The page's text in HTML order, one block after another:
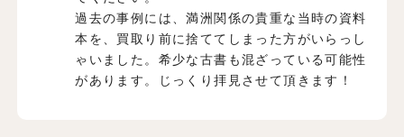
過去の事例には、満洲関係の貴重な当時の資料
本を、買取り前に捨ててしまった方がいらっし
ゃいました。希少な古書も混ざっている可能性
があります。じっくり拝見させて頂きます！